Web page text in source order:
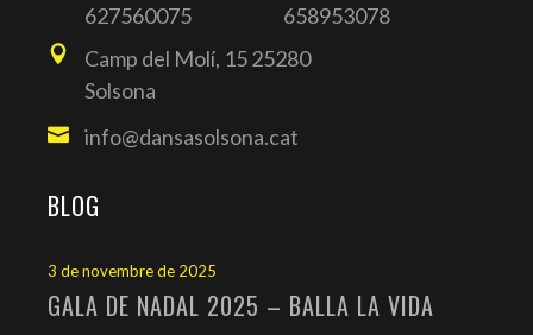
627560075
658953078
Camp del Molí, 15 25280
Solsona
info@dansasolsona.cat
BLOG
3 de novembre de 2025
GALA DE NADAL 2025 – BALLA LA VIDA